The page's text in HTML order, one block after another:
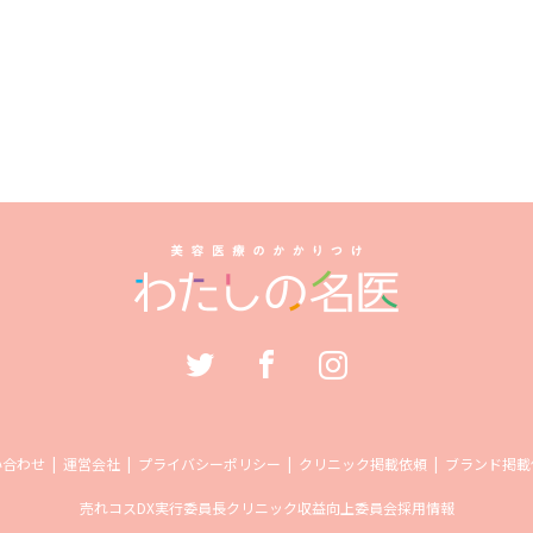
わせ 運営会社 プライバシーポリシー クリニック掲載依頼 ブランド掲
売れコスDX実行委員長クリニック収益向上委員会採用情報